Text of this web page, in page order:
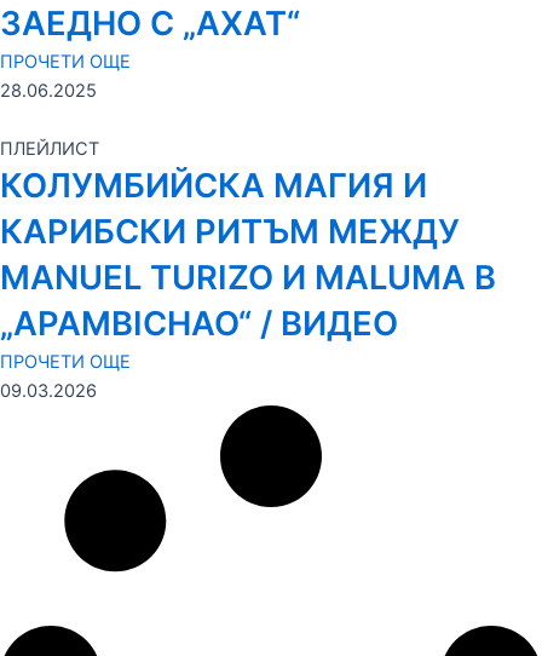
ЗАЕДНО С „АХАТ“
ПРОЧЕТИ ОЩЕ
28.06.2025
ПЛЕЙЛИСТ
КОЛУМБИЙСКА МАГИЯ И
КАРИБСКИ РИТЪМ МЕЖДУ
MANUEL TURIZO И MALUMA В
„APAMBICHAO“ / ВИДЕО
ПРОЧЕТИ ОЩЕ
09.03.2026